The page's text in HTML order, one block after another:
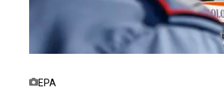
EPA